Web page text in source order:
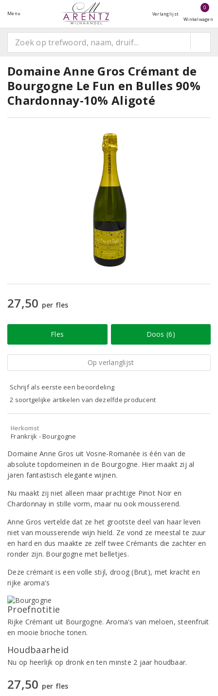
Menu Verlanglijst
0
Winkelwagen
Domaine Anne Gros Crémant de
Bourgogne Le Fun en Bulles 90%
Chardonnay-10% Aligoté
27,50 per fles
Fles Doos (6)
Op verlanglijst
Schrijf als eerste een beoordeling
2 soortgelijke artikelen van dezelfde producent
Herkomst
Frankrijk - Bourgogne
Domaine Anne Gros uit Vosne-Romanée is één van de
absolute topdomeinen in de Bourgogne. Hier maakt zij al
jaren fantastisch elegante wijnen.
Nu maakt zij niet alleen maar prachtige Pinot Noir en
Chardonnay in stille vorm, maar nu ook mousserend.
Anne Gros vertelde dat ze het grootste deel van haar leven
niet van mousserende wijn hield. Ze vond ze meestal te zuur
en hard en dus maakte ze zelf twee Crémants die zachter en
ronder zijn. Bourgogne met belletjes.
Deze crémant is een volle stijl, droog (Brut), met kracht en
rijke aroma's
Proefnotitie
Rijke Crémant uit Bourgogne. Aroma's van meloen, steenfruit
en mooie brioche tonen.
Houdbaarheid
Nu op heerlijk op dronk en ten minste 2 jaar houdbaar.
27,50 per fles